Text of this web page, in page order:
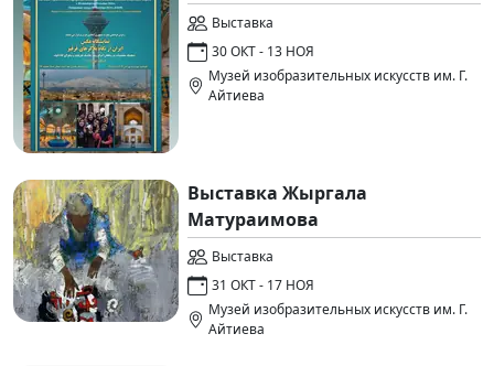
Выставка
30 ОКТ - 13 НОЯ
Музей изобразительных искусств им. Г.
Айтиева
Выставка Жыргала
Матураимова
Выставка
31 ОКТ - 17 НОЯ
Музей изобразительных искусств им. Г.
Айтиева